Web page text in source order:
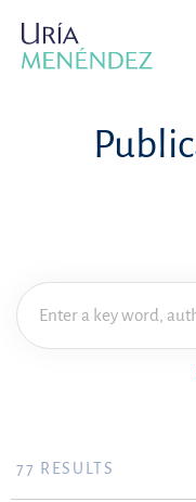
Filter results
Practice area
77 RESULTS